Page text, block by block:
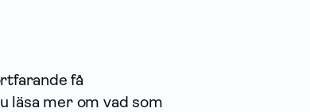
få
läsa mer om vad som